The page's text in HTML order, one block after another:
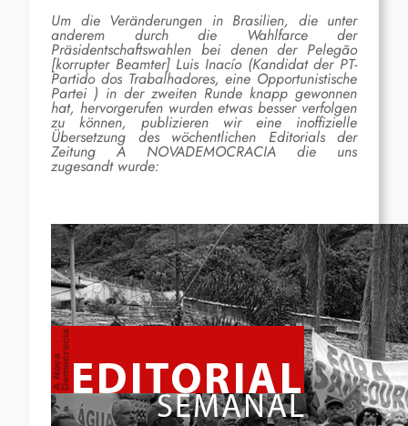
Um die Veränderungen in Brasilien, die unter
anderem durch die Wahlfarce der
Präsidentschaftswahlen bei denen der Pelegão
[korrupter Beamter] Luis Inacío (Kandidat der PT-
Partido dos Trabalhadores, eine Opportunistische
Partei ) in der zweiten Runde knapp gewonnen
hat, hervorgerufen wurden etwas besser verfolgen
zu können, publizieren wir eine inoffizielle
Übersetzung des wöchentlichen Editorials der
Zeitung A NOVADEMOCRACIA die uns
zugesandt wurde: